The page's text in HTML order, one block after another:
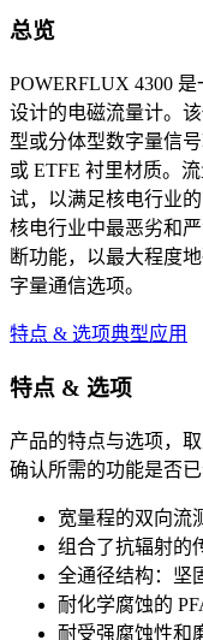
总览
POWERFLUX 4300
设计的电磁流量计。
型或分体型数字量信
或 ETFE 衬里材质。
试，以满足核电行业
核电行业中最恶劣和
断功能，以最大程度
字量通信选项。
特点 & 选项典型应用
特点 & 选项
产品的特点与选项，
确认所需的功能是否已
宽量程的双向流
组合了抗辐射的
全通径结构：坚
耐化学腐蚀的
耐受强腐蚀性和